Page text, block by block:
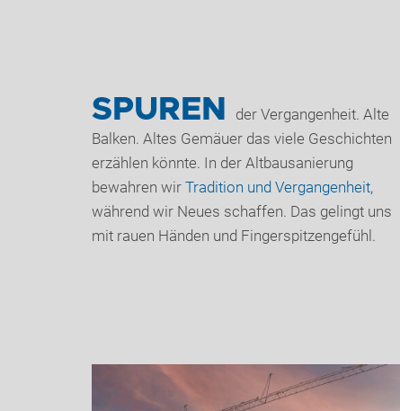
SPUREN
der Vergangenheit. Alte
Balken. Altes Gemäuer das viele Geschichten
erzählen könnte. In der Altbausanierung
bewahren wir Tradition und Vergangenheit,
während wir Neues schaffen. Das gelingt uns
mit rauen Händen und Fingerspitzengefühl.